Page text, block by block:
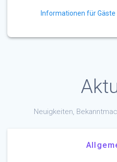
Informationen für
Neuigkeiten,